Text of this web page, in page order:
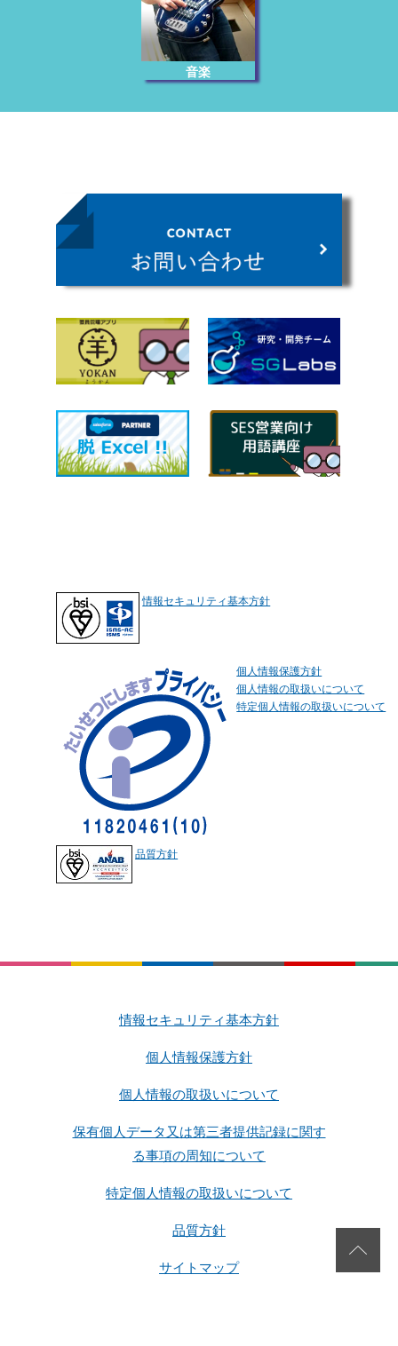
音楽
情報セキュリティ基本方針
個人情報保護方針
個人情報の取扱いについて
特定個人情報の取扱いについて
品質方針
情報セキュリティ基本方針
個人情報保護方針
個人情報の取扱いについて
保有個人データ又は第三者提供記録に関す
る事項の周知について
特定個人情報の取扱いについて
品質方針
サイトマップ